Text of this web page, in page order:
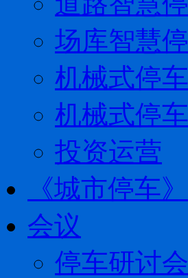
场库智慧
机械式停
机械式停
投资运营
《城市停车》
会议
停车研讨会